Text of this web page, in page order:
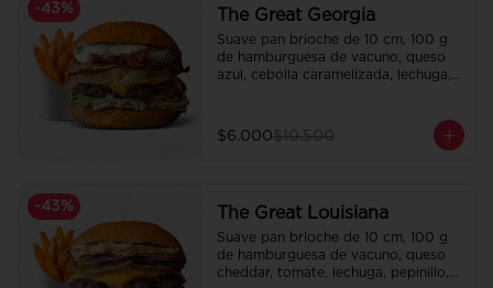
-43% The Great Georgia
Suave pan brioche de 10 cm, 100 g
de hamburguesa de vacuno, queso
azul, cebolla caramelizada, lechuga,
$6.000$10.500
-43% The Great Louisiana
Suave pan brioche de 10 cm, 100 g
de hamburguesa de vacuno, queso
cheddar, tomate, lechuga, pepinillo,